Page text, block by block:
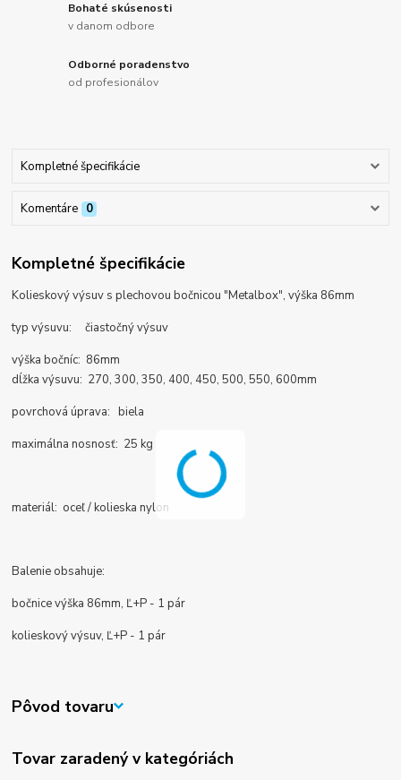
Bohaté skúsenosti
v danom odbore
Odborné poradenstvo
od profesionálov
Kompletné špecifikácie
Komentáre 0
Kompletné špecifikácie
Kolieskový výsuv s plechovou bočnicou "Metalbox", výška 86mm
typ výsuvu: čiastočný výsuv
výška bočníc: 86mm
dĺžka výsuvu: 270, 300, 350, 400, 450, 500, 550, 600mm
povrchová úprava: biela
maximálna nosnosť: 25 kg
materiál: oceľ / kolieska nylon
Balenie obsahuje:
bočnice výška 86mm, Ľ+P - 1 pár
kolieskový výsuv, Ľ+P - 1 pár
Pôvod tovaru
Tovar zaradený v kategóriách